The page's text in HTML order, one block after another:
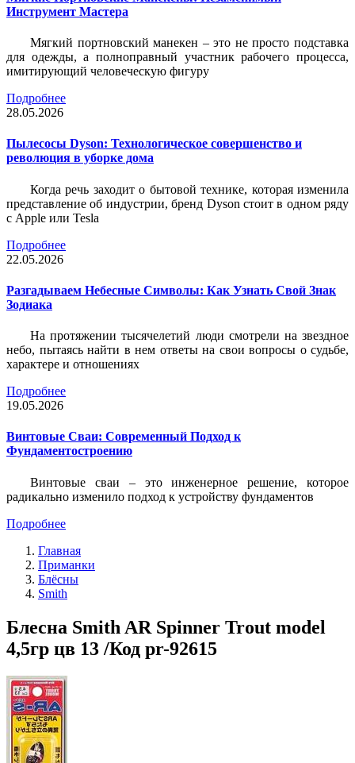
Инструмент Мастера
Мягкий портновский манекен – это не просто подставка
для одежды, а полноправный участник рабочего процесса,
имитирующий человеческую фигуру
Подробнее
28.05.2026
Пылесосы Dyson: Технологическое совершенство и
революция в уборке дома
Когда речь заходит о бытовой технике, которая изменила
представление об индустрии, бренд Dyson стоит в одном ряду
с Apple или Tesla
Подробнее
22.05.2026
Разгадываем Небесные Символы: Как Узнать Свой Знак
Зодиака
На протяжении тысячелетий люди смотрели на звездное
небо, пытаясь найти в нем ответы на свои вопросы о судьбе,
характере и отношениях
Подробнее
19.05.2026
Винтовые Сваи: Современный Подход к
Фундаментостроению
Винтовые сваи – это инженерное решение, которое
радикально изменило подход к устройству фундаментов
Подробнее
Главная
Приманки
Блёсны
Smith
Блесна Smith AR Spinner Trout model
4,5гр цв 13 /Код pr-92615